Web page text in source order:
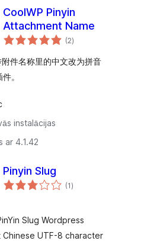
CoolWP Pinyin
Attachment Name
(2vērtējumu
kopsumma
)
件名称里的中文改为拼音
。
instalācijas
ar 4.1.42
Pinyin Slug
(1vērtējumu
kopsumma
)
Slug Wordpress
UTF-8 character